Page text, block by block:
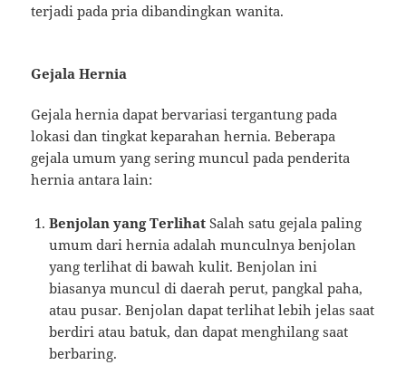
terjadi pada pria dibandingkan wanita.
Gejala Hernia
Gejala hernia dapat bervariasi tergantung pada
lokasi dan tingkat keparahan hernia. Beberapa
gejala umum yang sering muncul pada penderita
hernia antara lain:
Benjolan yang Terlihat Salah satu gejala paling
umum dari hernia adalah munculnya benjolan
yang terlihat di bawah kulit. Benjolan ini
biasanya muncul di daerah perut, pangkal paha,
atau pusar. Benjolan dapat terlihat lebih jelas saat
berdiri atau batuk, dan dapat menghilang saat
berbaring.